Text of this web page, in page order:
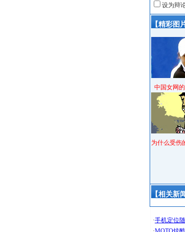
设为辩
【精彩图
中国女网
为什么受伤
【相关新